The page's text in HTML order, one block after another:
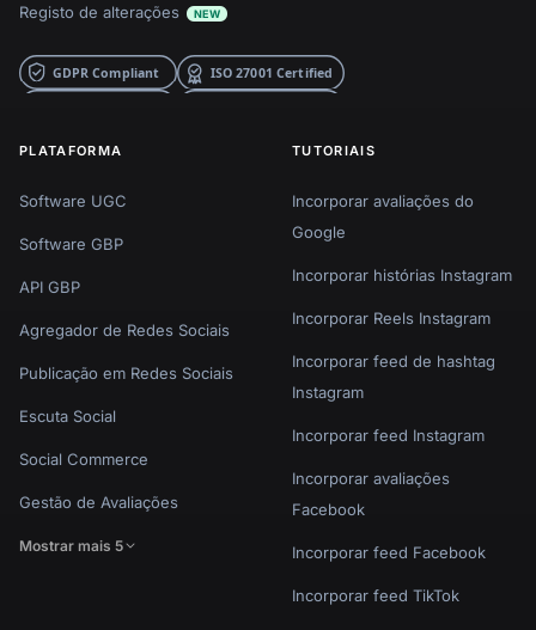
Registo de alterações NEW
PLATAFORMA
Software UGC
Software GBP
API GBP
Agregador de Redes Sociais
Publicação em Redes Sociais
Escuta Social
Social Commerce
Gestão de Avaliações
Mostrar mais 5
TUTORIAIS
Incorporar avaliações do
Google
Incorporar histórias Instagram
Incorporar Reels Instagram
Incorporar feed de hashtag
Instagram
Incorporar feed Instagram
Incorporar avaliações
Facebook
Incorporar feed Facebook
Incorporar feed TikTok